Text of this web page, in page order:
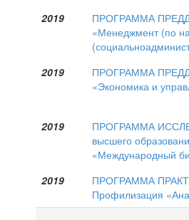
2019
ПРОГРАММА
«Менеджмент (по
2019
ПРОГРАММА
«Экономика и
2019
ПРОГРАММА
высшего
«Международный
2019
ПРОГРАММА
Профилизация